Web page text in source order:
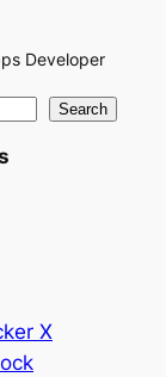
Developer
Search
X